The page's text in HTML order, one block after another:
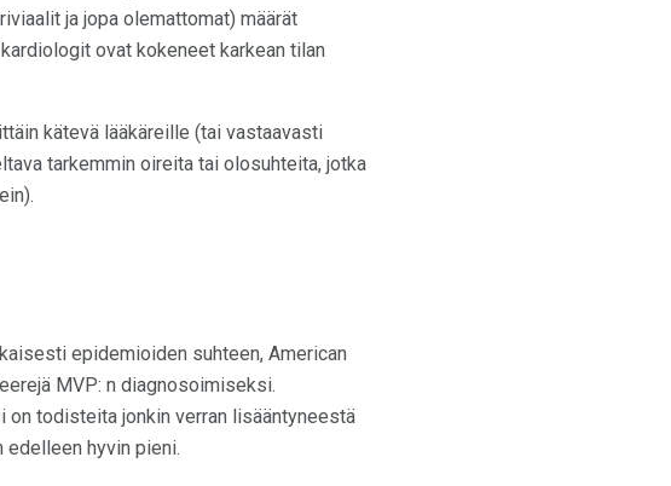
ja jopa olemattomat) määrät
ovat kokeneet karkean tilan
kätevä lääkäreille (tai vastaavasti
tarkemmin oireita tai olosuhteita, jotka
epidemioiden suhteen, American
MVP: n diagnosoimiseksi.
todisteita jonkin verran lisääntyneestä
edelleen hyvin pieni.